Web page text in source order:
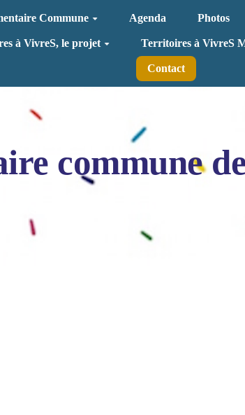
Commune Agenda Photos
à VivreS, le projet Territoires à VivreS
Contact
commune